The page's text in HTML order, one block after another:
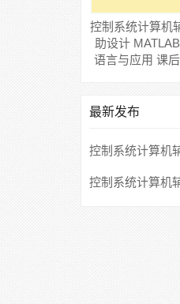
控制系统计算机
助设计 MATLAB
语言与应用 课后
最新发布
控制系统计算机
课后答案 (薛定
控制系统计算机